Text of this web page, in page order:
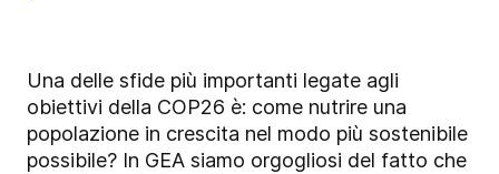
Una delle sfide più importanti legate agli
obiettivi della COP26 è: come nutrire una
popolazione in crescita nel modo più sostenibile
possibile? In GEA siamo orgogliosi del fatto che